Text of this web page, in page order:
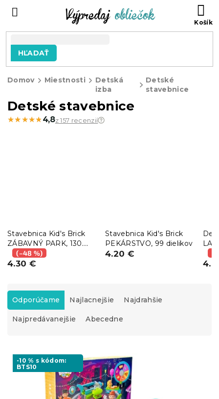
HĽADAŤ
Domov Miestnosti
Detská
izba
Detské
stavebnice
Detské stavebnice
★★★★★
★★★★★ 4,8z 157 recenzií
Stavebnica Kid's Brick
ZÁBAVNÝ PARK, 130
dielikov
(–48 %)
4.30 €
Stavebnica Kid's Brick
PEKÁRSTVO, 99 dielikov
4.20 €
cm
R
a
d
e
e
Odporúčame Najlacnejšie Najdrahšie
Najpredávanejšie Abecedne
p
-10 % s kódom:
BTS10